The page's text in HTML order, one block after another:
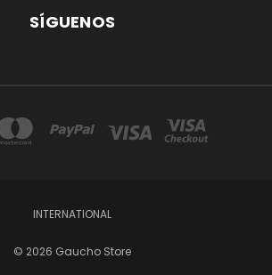
SÍGUENOS
INTERNATIONAL
© 2026 Gaucho Store